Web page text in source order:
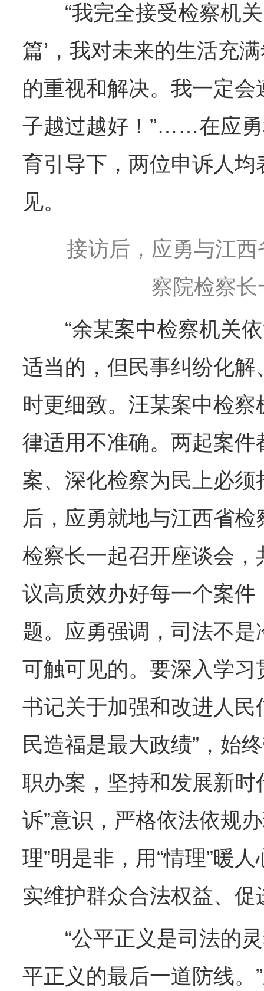
“我完全接受检察机关
篇’，我对未来的生活充
的重视和解决。我一定
子越过越好！”……在应
育引导下，两位申诉人
见。
接访后，应勇与江西
察院检察
“余某案中检察机关依
适当的，但民事纠纷化
时更细致。汪某案中检
律适用不准确。两起案
案、深化检察为民上必须
后，应勇就地与江西省
检察长一起召开座谈会
议高质效办好每一个案
题。应勇强调，司法不
可触可见的。要深入学
书记关于加强和改进人民
民造福是最大政绩”，始
职办案，坚持和发展新时
诉”意识，严格依法依规
理”明是非，用“情理”暖
实维护群众合法权益、
“公平正义是司法的灵
平正义的最后一道防线。